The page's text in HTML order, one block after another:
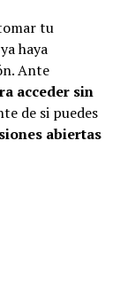
tu
haya
Ante
acceder sin
de si puedes
abiertas